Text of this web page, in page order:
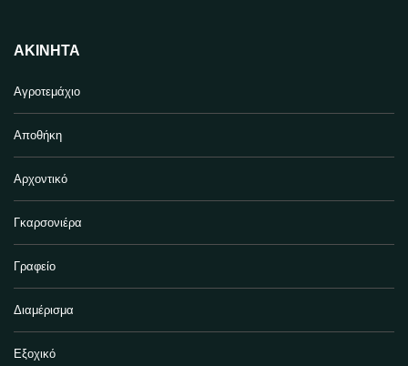
ΑΚΊΝΗΤΑ
Αγροτεμάχιο
Αποθήκη
Αρχοντικό
Γκαρσονιέρα
Γραφείο
Διαμέρισμα
Εξοχικό